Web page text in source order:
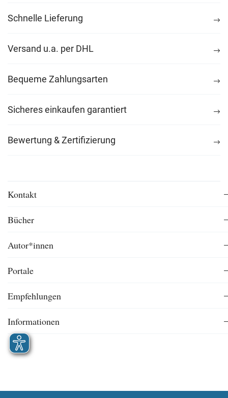
Schnelle Lieferung
Versand u.a. per DHL
Bequeme Zahlungsarten
Sicheres einkaufen garantiert
Bewertung & Zertifizierung
Kontakt
Bücher
Autor*innen
Portale
Empfehlungen
Informationen